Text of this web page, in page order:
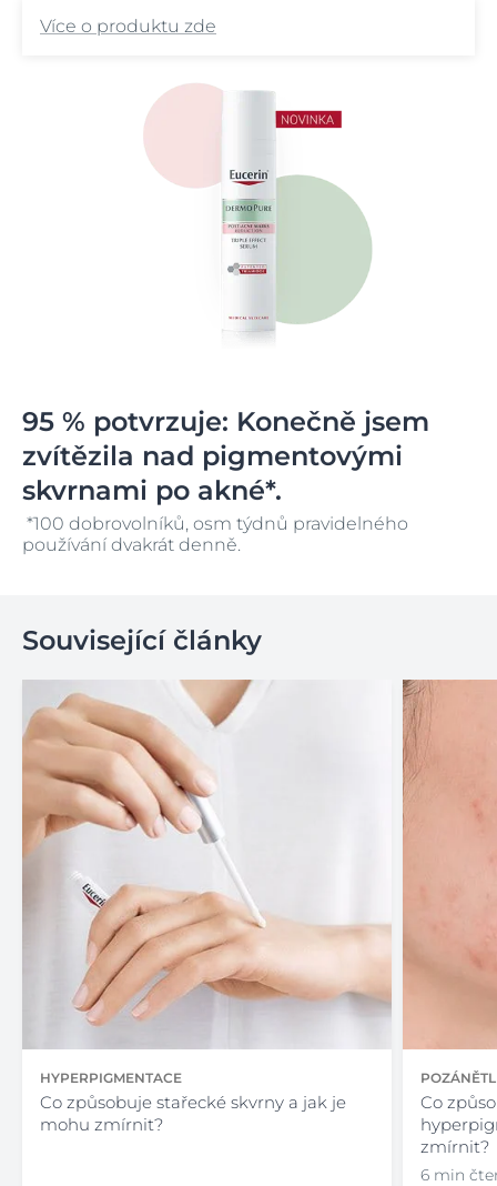
Více o produktu zde
95 % potvrzuje: Konečně jsem
zvítězila nad pigmentovými
skvrnami po akné*.
*100 dobrovolníků, osm týdnů pravidelného
používání dvakrát denně.
Související články
HYPERPIGMENTACE
Co způsobuje stařecké skvrny a jak je
mohu zmírnit?
Co
zmírnit?
6 min